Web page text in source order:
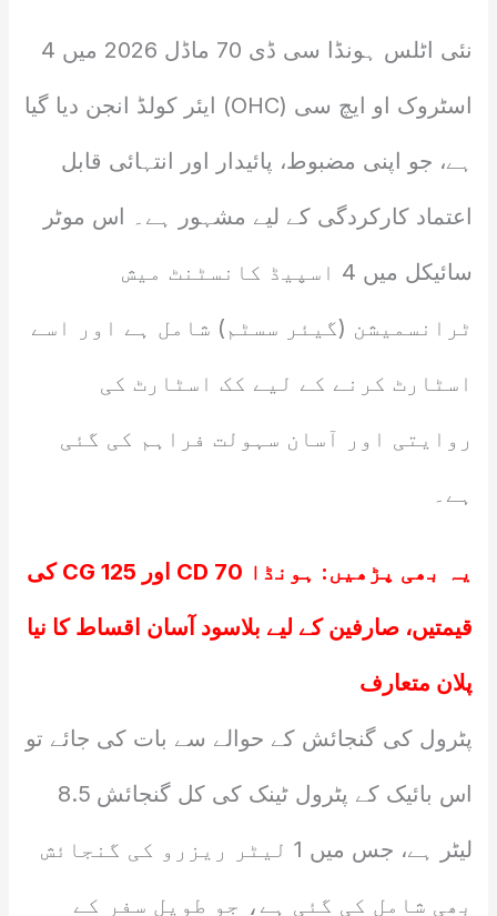
نئی اٹلس ہونڈا سی ڈی 70 ماڈل 2026 میں 4
اسٹروک او ایچ سی (OHC) ایئر کولڈ انجن دیا گیا
ہے، جو اپنی مضبوط، پائیدار اور انتہائی قابل
اعتماد کارکردگی کے لیے مشہور ہے۔ اس موٹر
سائیکل میں 4 اسپیڈ کانسٹنٹ میش
ٹرانسمیشن (گیئر سسٹم) شامل ہے اور اسے
اسٹارٹ کرنے کے لیے کک اسٹارٹ کی
روایتی اور آسان سہولت فراہم کی گئی
ہے۔
یہ بھی پڑھیں: ہونڈا CD 70 اور CG 125 کی
قیمتیں، صارفین کے لیے بلاسود آسان اقساط کا نیا
پلان متعارف
پٹرول کی گنجائش کے حوالے سے بات کی جائے تو
اس بائیک کے پٹرول ٹینک کی کل گنجائش 8.5
لیٹر ہے، جس میں 1 لیٹر ریزرو کی گنجائش
بھی شامل کی گئی ہے، جو طویل سفر کے